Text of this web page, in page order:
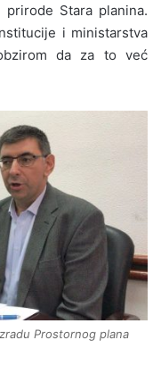
Stara planina.
i ministarstva
da za to već
Prostornog plana